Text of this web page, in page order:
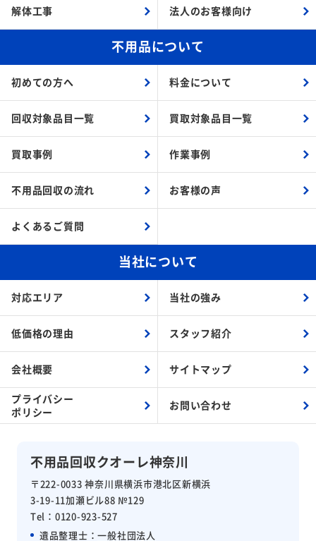
不用品回収クオーレ神奈川
〒222-0033 神奈川県横浜市港北区新横浜
3-19-11加瀬ビル88 №129
Tel：0120-923-527
遺品整理士：一般社団法人
解体工事 法人のお客様向け
不用品について
初めての方へ 料金について
回収対象品目一覧 買取対象品目一覧
買取事例 作業事例
不用品回収の流れ お客様の声
よくあるご質問
当社について
対応エリア 当社の強み
低価格の理由 スタッフ紹介
会社概要 サイトマップ
プライバシー
ポリシー
お問い合わせ